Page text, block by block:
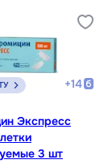
+14
Экспресс
3 шт